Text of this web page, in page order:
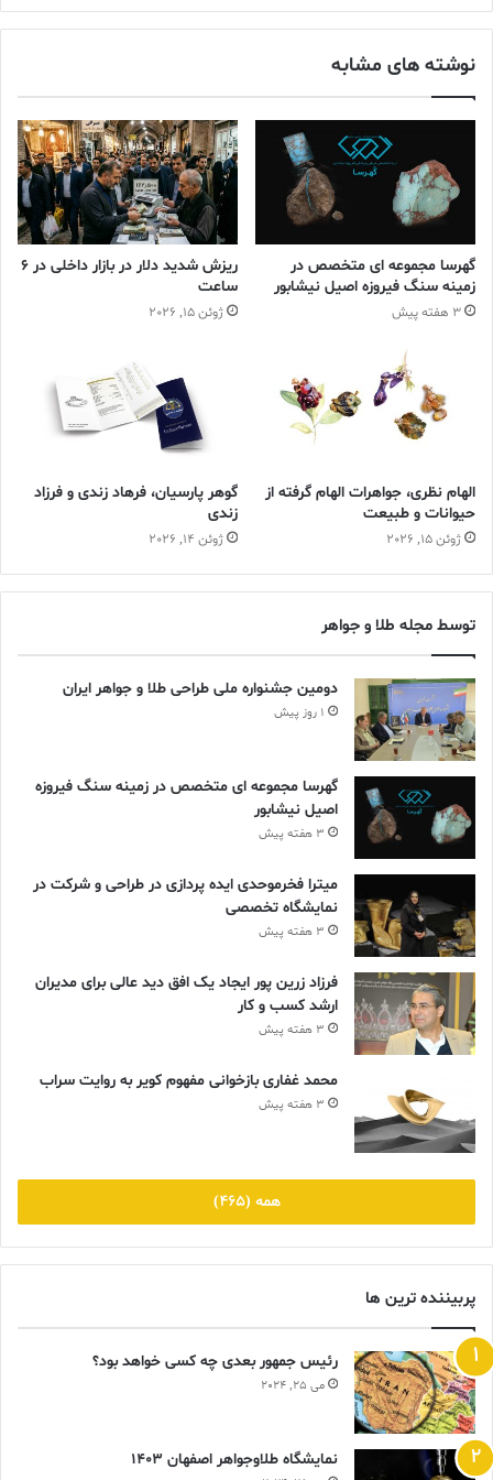
پلاتین برای تحویل فوری با ۰.۲ درصد افزایش، ۹۸۰ دلار بود
.
افزایش نرخ ایسنا طلا
قیمت جهانی
نشریه طلا و جواهر ایران
کنید
نوشته های مشابه
گهرسا مجموعه ای متخصص در
زمینه سنگ فیروزه اصیل نیشابور
3 هفته پیش
ریزش شدید دلار در بازار داخلی در 6
ساعت
ژوئن 15, 2026
الهام نظری، جواهرات الهام گرفته از
حیوانات و طبیعت
ژوئن 15, 2026
گوهر پارسیان، فرهاد زندی و فرزاد
زندی
ژوئن 14, 2026
توسط مجله طلا و جواهر
دومین جشنواره ملی طراحی طلا و جواهر ایران
1 روز پیش
گهرسا مجموعه ای متخصص در زمینه سنگ فیروزه
اصیل نیشابور
3 هفته پیش
میترا فخرموحدی ایده پردازی در طراحی و شرکت در
نمایشگاه تخصصی
3 هفته پیش
فرزاد زرین پور ایجاد یک افق دید عالی برای مدیران
ارشد کسب و کار
3 هفته پیش
محمد غفاری بازخوانی مفهوم کویر به روایت سراب
3 هفته پیش
همه (465)
پربیننده ترین ها
رئیس جمهور بعدی چه کسی خواهد بود؟
می 25, 2024
نمایشگاه طلاوجواهر اصفهان 1403